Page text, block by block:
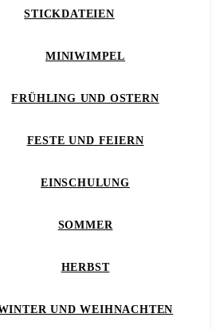
STICKDATEIEN
MINIWIMPEL
FRÜHLING UND OSTERN
FESTE UND FEIERN
EINSCHULUNG
SOMMER
HERBST
UND WEIHNACHTEN